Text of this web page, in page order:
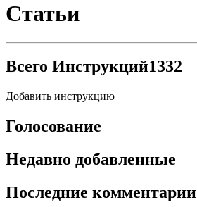
Статьи
Всего Инструкций1332
Добавить инструкцию
Голосование
Недавно добавленные
Последние комментарии